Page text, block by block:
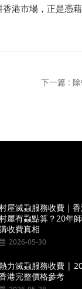
香港市場，正是憑
下一篇 :
屋滅蝨服務收費｜
屋有蝨點算？20年
收費真相
2026-05-30
力滅蝨服務收費 |
港完整價格參考